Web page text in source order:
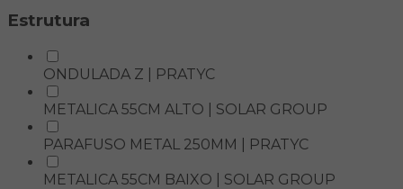
Estrutura
ONDULADA Z | PRATYC
METALICA 55CM ALTO | SOLAR GROUP
PARAFUSO METAL 250MM | PRATYC
METALICA 55CM BAIXO | SOLAR GROUP